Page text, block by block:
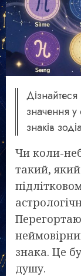
значення у
знаків
Чи коли-
такий,
знака. Це
душу.